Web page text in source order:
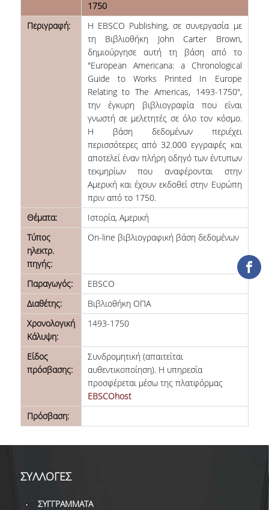
ΕΡΓΑ ΑΝΑΠΤΥΞΗΣ
ΣΥΛΛΟΓΕΣ
ΕΝΤΥΠΕΣ ΣΥΛΛΟΓΕΣ
ΨΗΦΙΑΚΕΣ ΠΗΓΕΣ
ΚΕΝΤΡΑ ΤΕΚΜΗΡΙΩΣΗΣ
Κ.Ε.Τ
ΟΟΣΑ
ΔΑΝΕΙΣΜΟΣ
ΦΩΤΟΤΥΠΗΣΗ –
ΕΚΤΥΠΩΣΗ
ΤΕΧΝΙΚΗ ΥΠΟΔΟΜΗ
ΠΑΡΟΥΣΙΑΣΕΙΣ -
1750
Περιγραφή:
Η EBSCO Publishing, σε συνεργασία με
τη Βιβλιοθήκη John Carter Brown,
δημιούργησε αυτή τη βάση από το
"European Americana: a Chronological
Guide to Works Printed In Europe
Relating to The Americas, 1493-1750",
την έγκυρη βιβλιογραφία που είναι
γνωστή σε μελετητές σε όλο τον κόσμο.
Η βάση δεδομένων περιέχει
περισσότερες από 32.000 εγγραφές και
αποτελεί έναν πλήρη οδηγό των έντυπων
τεκμηρίων που αναφέρονται στην
Αμερική και έχουν εκδοθεί στην Ευρώπη
πριν από το 1750.
Θέματα:
Ιστορία, Αμερική
Τύπος
ηλεκτρ.
πηγής:
On-line βιβλιογραφική βάση δεδομένων
Παραγωγός:
EBSCO
Διαθέτης:
Βιβλιοθήκη ΟΠΑ
Χρονολογική
Κάλυψη:
1493-1750
Είδος
πρόσβασης:
Συνδρομητική (απαιτείται
αυθεντικοποίηση). Η υπηρεσία
προσφέρεται μέσω της πλατφόρμας
EBSCOhost
Πρόσβαση:
ΣΥΛΛΟΓΕΣ
ΣΥΓΓΡΑΜΜΑΤΑ